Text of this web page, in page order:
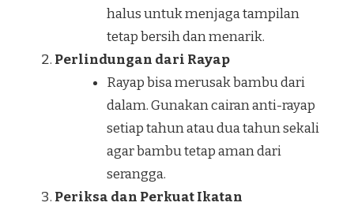
halus untuk menjaga tampilan
tetap bersih dan menarik.
Perlindungan dari Rayap
Rayap bisa merusak bambu dari
dalam. Gunakan cairan anti-rayap
setiap tahun atau dua tahun sekali
agar bambu tetap aman dari
serangga.
Periksa dan Perkuat Ikatan